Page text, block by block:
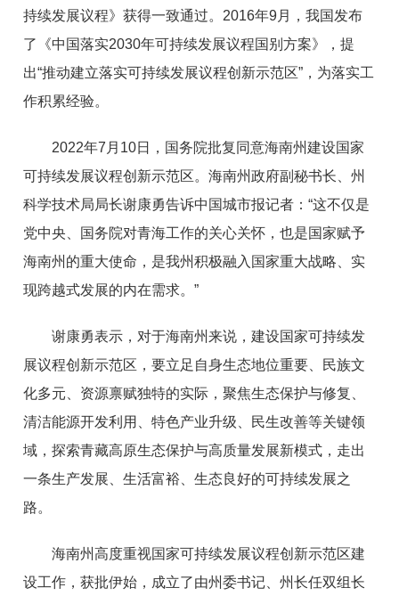
持续发展议程》获得一致通过。2016年9月，我国发布
了《中国落实2030年可持续发展议程国别方案》，提
出“推动建立落实可持续发展议程创新示范区”，为落实工
作积累经验。
2022年7月10日，国务院批复同意海南州建设国家
可持续发展议程创新示范区。海南州政府副秘书长、州
科学技术局局长谢康勇告诉中国城市报记者：“这不仅是
党中央、国务院对青海工作的关心关怀，也是国家赋予
海南州的重大使命，是我州积极融入国家重大战略、实
现跨越式发展的内在需求。”
谢康勇表示，对于海南州来说，建设国家可持续发
展议程创新示范区，要立足自身生态地位重要、民族文
化多元、资源禀赋独特的实际，聚焦生态保护与修复、
清洁能源开发利用、特色产业升级、民生改善等关键领
域，探索青藏高原生态保护与高质量发展新模式，走出
一条生产发展、生活富裕、生态良好的可持续发展之
路。
海南州高度重视国家可持续发展议程创新示范区建
设工作，获批伊始，成立了由州委书记、州长任双组长